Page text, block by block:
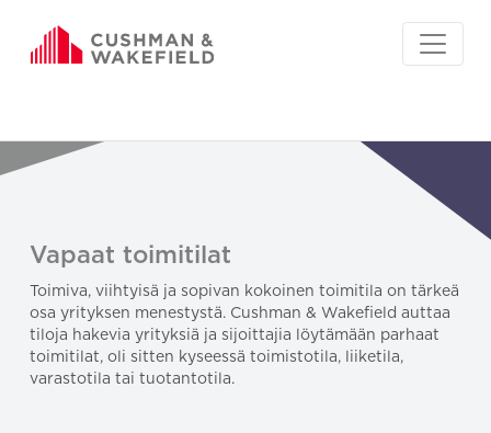
Vapaat toimitilat
Toimiva, viihtyisä ja sopivan kokoinen toimitila on tärkeä
osa yrityksen menestystä. Cushman & Wakefield auttaa
tiloja hakevia yrityksiä ja sijoittajia löytämään parhaat
toimitilat, oli sitten kyseessä toimistotila, liiketila,
varastotila tai tuotantotila.